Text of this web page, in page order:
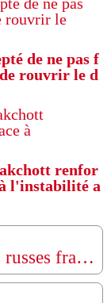
de ne pas f
rouvrir le d
renfor
l'instabilité a
Une attaque massive de drones russes frappe l’Ukraine, plusieurs victimes selon Zelensky